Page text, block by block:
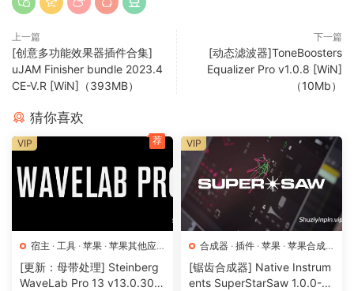
上一篇
[创意多功能效果器插件合集]
uJAM Finisher bundle 2023.4
CE-V.R [WiN]（393MB）
下一篇
[动态滤波器]ToneBoosters
Equalizer Pro v1.0.8 [WiN]
（10Mb）
猜你喜欢
宿主 · 工具 · 苹果 · 苹果其他应
用· 苹果宿主
[更新：母带处理] Steinberg
WaveLab Pro 13 v13.0.30
VIP 荐
合成器 · 插件 · 苹果 · 苹果合成
器
[锯齿合成器] Native Instrum
ents SuperStarSaw 1.0.0-H
VIP